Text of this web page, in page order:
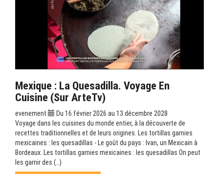
Mexique : La Quesadilla. Voyage En
Cuisine (sur ArteTv)
evenement
Du 16 février 2026 au 13 décembre 2028
Voyage dans les cuisines du monde entier, à la découverte de
recettes traditionnelles et de leurs origines. Les tortillas garnies
mexicaines : les quesadillas - Le goût du pays : Ivan, un Mexicain à
Bordeaux. Les tortillas garnies mexicaines : les quesadillas On peut
les garnir des (…)